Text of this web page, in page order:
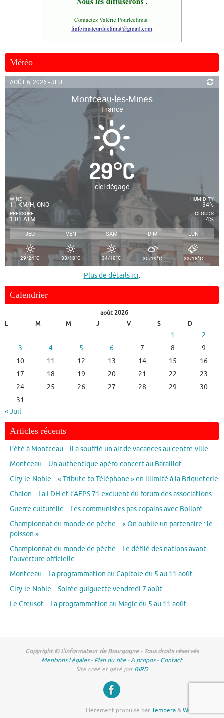
Météo
AOÛT 6, 2026 - JEU.
Montceau-les-Mines
France
29°C
ciel dégagé
WIND
11 KM/H, ONO
PRESSURE
1.01 ATM
HUMIDITY
34%
CLOUDS
4%
JEU VEN SAM DIM LUN
29/24°C 33/18°C 34/18°C 35/19°C 33/18°C
Plus de détails ici.
Calendrier
août 2026
L
M M J V S D
1
2
3
4 5 6 7 8
9
10
11 12 13 14 15
16
17
18 19 20 21 22
23
24
25 26 27 28 29
30
31
« Juil
Articles récents
L’été à Montceau – Il a soufflé un air de vacances au centre-ville
Montceau – Un authentique apéro-concert au Baraillot
Ciry-le-Noble – « Tribute to Téléphone » en illimité à la Briqueterie
Chalon – La LDH et l’AFPS 71 excluent du forum des associations
Guerre culturelle – Les communistes pas copains avec Bolloré
Championnat du monde de pêche – « On oublie un partenaire : le
poisson »
Championnat du monde de pêche – Le défilé des nations avant
l’ouverture officielle
Montceau – La programmation au Capitole du 5 au 11 août
Ciry-le-Noble – Soirée guiguette vendredi 7 août
Le Creusot – La programmation au Magic du 5 au 11 août
Copyright © L'informateur de Bourgogne - Tous droits réservés
Mentions Légales- Plan du site -A propos- Contact
Site créé et géré parBIRD
Fièrement propulsé parTempera&WordPress.